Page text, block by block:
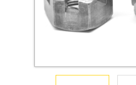
Инструмент
Крюки, кольца с
Крюки, кольца с шурупной